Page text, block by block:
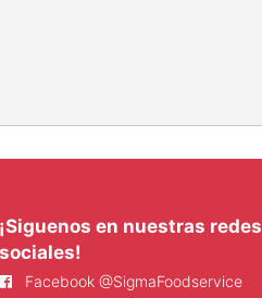
¡Siguenos en nuestras redes
sociales!
Facebook @SigmaFoodservice